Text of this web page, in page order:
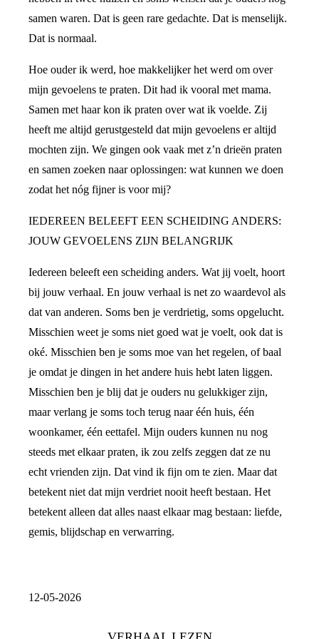
samen waren. Dat is geen rare gedachte. Dat is menselijk.
Dat is normaal.
Hoe ouder ik werd, hoe makkelijker het werd om over
mijn gevoelens te praten. Dit had ik vooral met mama.
Samen met haar kon ik praten over wat ik voelde. Zij
heeft me altijd gerustgesteld dat mijn gevoelens er altijd
mochten zijn. We gingen ook vaak met z’n drieën praten
en samen zoeken naar oplossingen: wat kunnen we doen
zodat het nóg fijner is voor mij?
IEDEREEN BELEEFT EEN SCHEIDING ANDERS:
JOUW GEVOELENS ZIJN BELANGRIJK
Iedereen beleeft een scheiding anders. Wat jij voelt, hoort
bij jouw verhaal. En jouw verhaal is net zo waardevol als
dat van anderen. Soms ben je verdrietig, soms opgelucht.
Misschien weet je soms niet goed wat je voelt, ook dat is
oké. Misschien ben je soms moe van het regelen, of baal
je omdat je dingen in het andere huis hebt laten liggen.
Misschien ben je blij dat je ouders nu gelukkiger zijn,
maar verlang je soms toch terug naar één huis, één
woonkamer, één eettafel. Mijn ouders kunnen nu nog
steeds met elkaar praten, ik zou zelfs zeggen dat ze nu
echt vrienden zijn. Dat vind ik fijn om te zien. Maar dat
betekent niet dat mijn verdriet nooit heeft bestaan. Het
betekent alleen dat alles naast elkaar mag bestaan: liefde,
gemis, blijdschap en verwarring.
12-05-2026